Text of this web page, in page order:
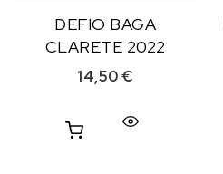
DEFIO BAGA
CLARETE 2022
14,50€